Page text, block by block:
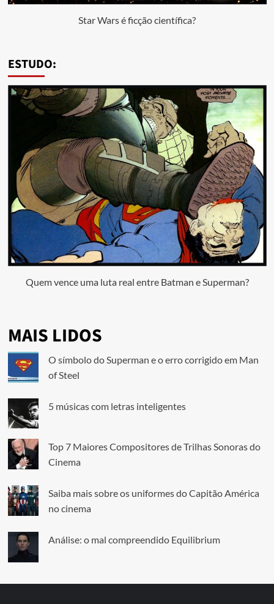
Star Wars é ficção científica?
ESTUDO:
Quem vence uma luta real entre Batman e Superman?
MAIS LIDOS
O símbolo do Superman e o erro corrigido em Man
of Steel
5 músicas com letras inteligentes
Top 7 Maiores Compositores de Trilhas Sonoras do
Cinema
Saiba mais sobre os uniformes do Capitão América
no cinema
Análise: o mal compreendido Equilibrium